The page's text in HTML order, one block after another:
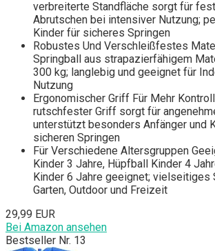
verbreiterte Standfläche sorgt für
Abrutschen bei intensiver Nutzung;
Kinder für sicheres Springen
Robustes Und Verschleißfestes
Springball aus strapazierfähigem
300 kg; langlebig und geeignet für
Nutzung
Ergonomischer Griff Für Mehr
rutschfester Griff sorgt für
unterstützt besonders Anfänger und
sicheren Springen
Für Verschiedene Altersgruppen
Kinder 3 Jahre, Hüpfball Kinder 4
Kinder 6 Jahre geeignet; vielseitiges
Garten, Outdoor und Freizeit
29,99 EUR
Bei Amazon ansehen
Bestseller Nr. 13